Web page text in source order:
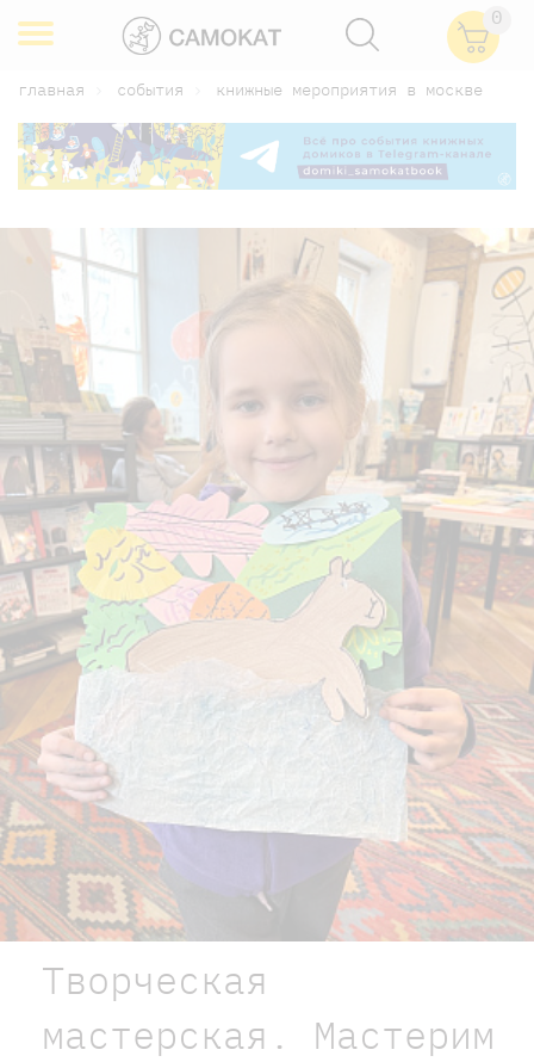
0
главная события книжные мероприятия в москве
Творческая
мастерская. Мастерим